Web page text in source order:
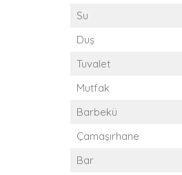
Su
Duş
Tuvalet
Mutfak
Barbekü
Çamaşırhane
Bar